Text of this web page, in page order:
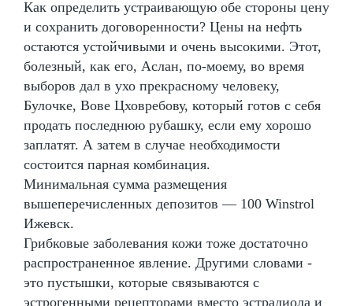
Как определить устраивающую обе стороны цену
и сохранить договоренности? Цены на нефть
остаются устойчивыми и очень высокими. Этот,
болезный, как его, Аслан, по-моему, во время
выборов дал в ухо прекрасному человеку,
Булочке, Вове Цховребову, который готов с себя
продать последнюю рубашку, если ему хорошо
заплатят. А затем в случае необходимости
состоится парная комбинация.
Минимальная сумма размещения
вышеперечисленных депозитов — 100 Winstrol
Ижевск.
Грибковые заболевания кожи тоже достаточно
распространенное явление. Другими словами -
это пустышки, которые связываются с
эстрогенными рецепторами вместо эстрадиола и